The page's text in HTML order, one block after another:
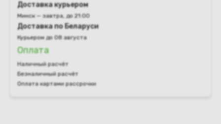
Доставка курьером
Минск — завтра, до 21:00
Доставка по Беларуси
Курьером до 08 августа
Оплата
Наличный расчёт
Безналичный расчёт
Оплата картами рассрочки